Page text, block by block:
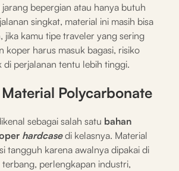
bepergian atau hanya butuh
singkat, material ini masih bisa
jika kamu tipe traveler yang sering
koper harus masuk bagasi, risiko
di perjalanan tentu lebih tinggi.
Polycarbonate
sebagai salah satu bahan
hardcase di kelasnya. Material
tangguh karena awalnya dipakai di
perlengkapan industri,